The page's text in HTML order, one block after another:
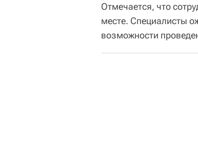
Отмечается, что
месте. Специалисты
возможности